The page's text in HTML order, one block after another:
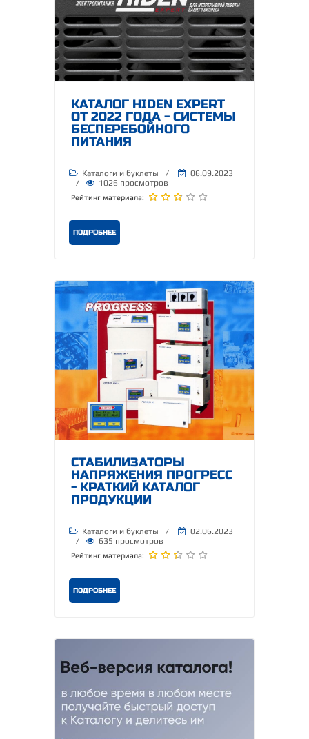
КАТАЛОГ HIDEN EXPERT
ОТ 2022 ГОДА - СИСТЕМЫ
БЕСПЕРЕБОЙНОГО
ПИТАНИЯ
Каталоги и буклеты /
06.09.2023
/
1026 просмотров
Рейтинг материала:
ПОДРОБНЕЕ
СТАБИЛИЗАТОРЫ
НАПРЯЖЕНИЯ ПРОГРЕСС
- КРАТКИЙ КАТАЛОГ
ПРОДУКЦИИ
Каталоги и буклеты /
02.06.2023
/
635 просмотров
Рейтинг материала:
ПОДРОБНЕЕ